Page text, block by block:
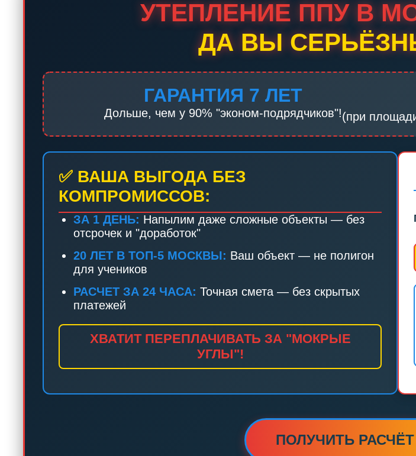
УТЕПЛЕНИЕ ППУ В
ДА ВЫ
ГАРАНТИЯ 7 ЛЕТ
Дольше, чем у 90% "эконом-подрядчиков"!(при
✅ ВАША ВЫГОДА БЕЗ
КОМПРОМИССОВ:
ЗА 1 ДЕНЬ: Напылим даже сложные объекты — без
отсрочек и "доработок"
20 ЛЕТ В ТОП-5 МОСКВЫ: Ваш объект — не полигон
для учеников
РАСЧЕТ ЗА 24 ЧАСА: Точная смета — без скрытых
платежей
ХВАТИТ ПЕРЕПЛАЧИВАТЬ ЗА "МОКРЫЕ
УГЛЫ"!
ПОЛУЧИТЬ РАСЧЁТ